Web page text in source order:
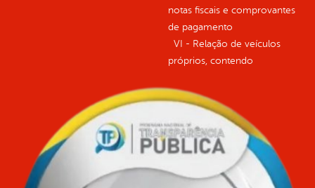
notas fiscais e comprovantes
de pagamento
VI - Relação de veículos
próprios, contendo